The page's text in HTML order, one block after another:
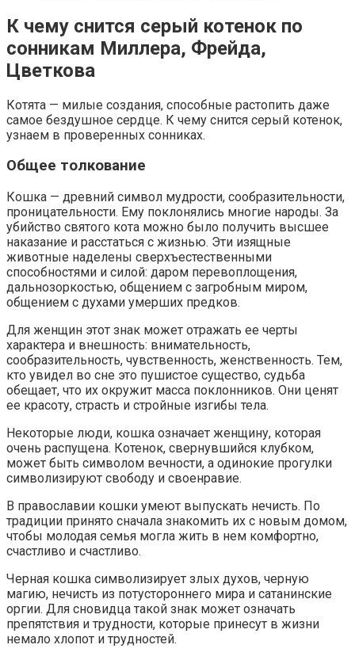
К чему снится серый котенок по
сонникам Миллера, Фрейда,
Цветкова
Котята — милые создания, способные растопить даже
самое бездушное сердце. К чему снится серый котенок,
узнаем в проверенных сонниках.
Общее толкование
Кошка — древний символ мудрости, сообразительности,
проницательности. Ему поклонялись многие народы. За
убийство святого кота можно было получить высшее
наказание и расстаться с жизнью. Эти изящные
животные наделены сверхъестественными
способностями и силой: даром перевоплощения,
дальнозоркостью, общением с загробным миром,
общением с духами умерших предков.
Для женщин этот знак может отражать ее черты
характера и внешность: внимательность,
сообразительность, чувственность, женственность. Тем,
кто увидел во сне это пушистое существо, судьба
обещает, что их окружит масса поклонников. Они ценят
ее красоту, страсть и стройные изгибы тела.
Некоторые люди, кошка означает женщину, которая
очень распущена. Котенок, свернувшийся клубком,
может быть символом вечности, а одинокие прогулки
символизируют свободу и своенравие.
В православии кошки умеют выпускать нечисть. По
традиции принято сначала знакомить их с новым домом,
чтобы молодая семья могла жить в нем комфортно,
счастливо и счастливо.
Черная кошка символизирует злых духов, черную
магию, нечисть из потустороннего мира и сатанинские
оргии. Для сновидца такой знак может означать
препятствия и трудности, которые принесут в жизни
немало хлопот и трудностей.